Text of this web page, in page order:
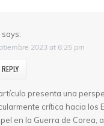
says:
2023 at 6:25 pm
REPLY
presenta una
crítica hacia los
en la Guerra de Corea,